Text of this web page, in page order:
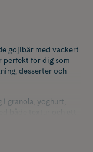
gojibär med vackert
perfekt för dig som
desserter och
granola, yoghurt,
Ett mångsidigt